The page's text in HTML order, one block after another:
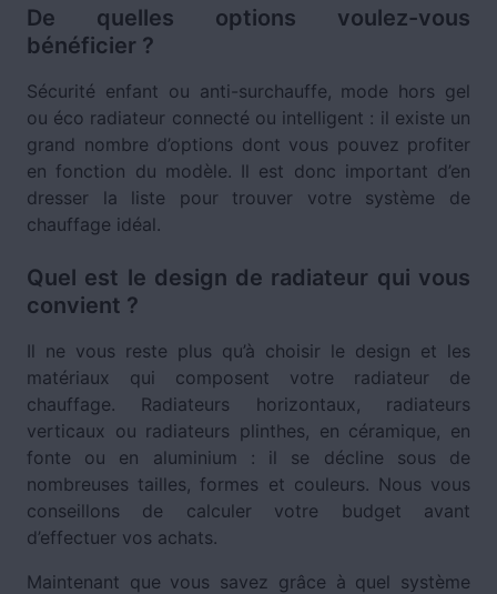
De quelles options voulez-vous
bénéficier ?
Sécurité enfant ou anti-surchauffe, mode hors gel
ou éco radiateur connecté ou intelligent : il existe un
grand nombre d’options dont vous pouvez profiter
en fonction du modèle. Il est donc important d’en
dresser la liste pour trouver votre système de
chauffage idéal.
Quel est le design de radiateur qui vous
convient ?
Il ne vous reste plus qu’à choisir le design et les
matériaux qui composent votre radiateur de
chauffage. Radiateurs horizontaux, radiateurs
verticaux ou radiateurs plinthes, en céramique, en
fonte ou en aluminium : il se décline sous de
nombreuses tailles, formes et couleurs. Nous vous
conseillons de calculer votre budget avant
d’effectuer vos achats.
Maintenant que vous savez grâce à quel système